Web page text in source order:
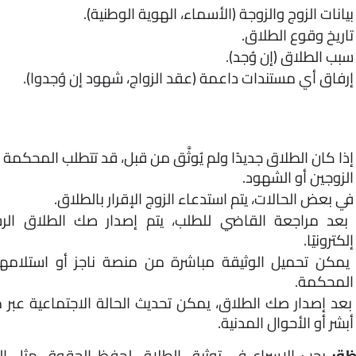
بيانات الزوج والزوجة (الأسماء، الهوية الوطنية).
تاريخ وقوع الطلاق.
سبب الطلاق (إن وُجد).
إرفاق أي مستندات داعمة (عقد الزواج، شهود إن وُجدوا).
الزوجين أو الشهود.
في بعض الحالات، يتم استدعاء الزوج الإقرار بالطلاق.
إلكترونيًا.
المحكمة.
أبشر أو الأحوال المدنية.